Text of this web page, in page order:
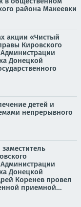
района Макеевки
акции «Чистый
Кировского
Донецкой
детей и
непрерывного
Донецкой
Коренев провел
приемной...